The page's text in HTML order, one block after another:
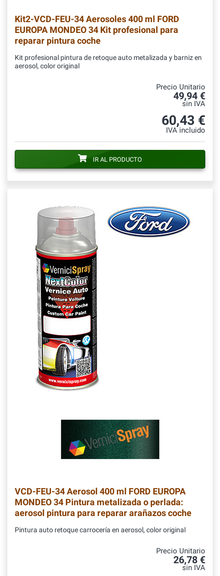
Kit2-VCD-FEU-34Aerosoles 400 ml FORD
EUROPA MONDEO 34 Kit profesional para
reparar pintura coche
Kit profesional pintura de retoque auto metalizada y barniz en
aerosol, color original
Precio Unitario
49,94 €
sin IVA
60,43 €
IVA incluido
IR AL PRODUCTO
VCD-FEU-34Aerosol 400 ml FORD EUROPA
MONDEO 34 Pintura metalizada o perlada:
aerosol pintura para reparar arañazos coche
Pintura auto retoque carrocería en aerosol, color original
Precio Unitario
26,78 €
sin IVA